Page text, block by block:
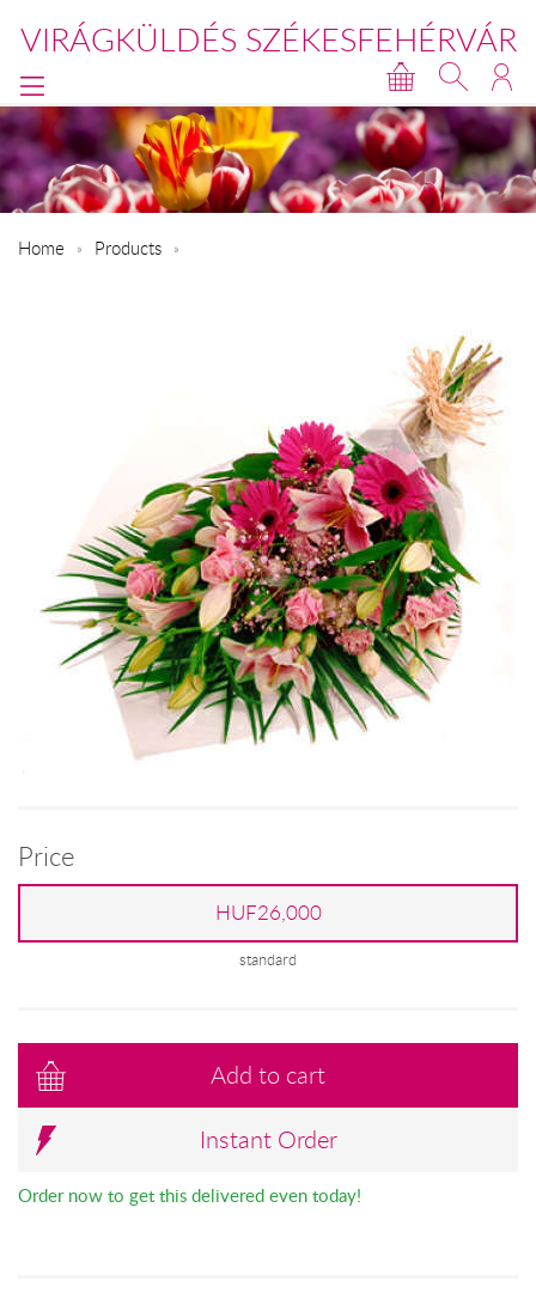
VIRÁGKÜLDÉS SZÉKESFEHÉRVÁR
Home Products
Price
HUF26,000
standard
Add to cart
Instant Order
Order now to get this delivered even today!